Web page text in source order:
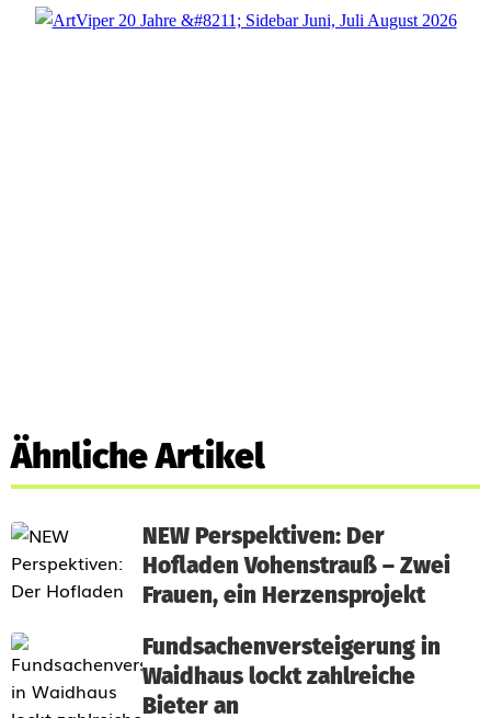
Ähnliche Artikel
NEW Perspektiven: Der
Hofladen Vohenstrauß – Zwei
Frauen, ein Herzensprojekt
Fundsachenversteigerung in
Waidhaus lockt zahlreiche
Bieter an